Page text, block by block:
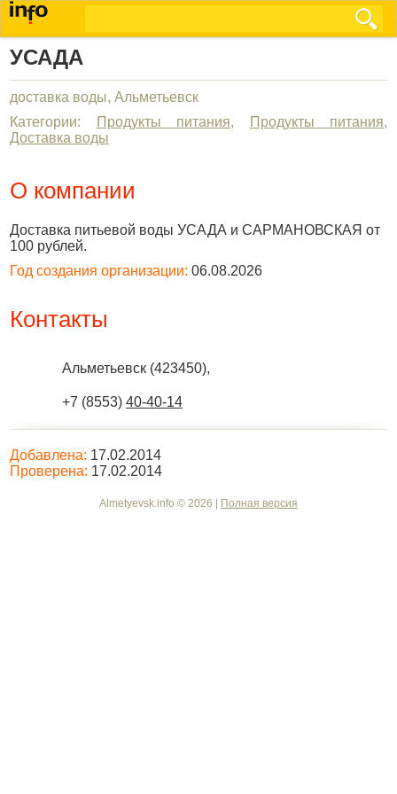
УСАДА
доставка воды, Альметьевск
Категории:
Продукты питания, Продукты питания,
Доставка воды
О компании
Доставка питьевой воды УСАДА и САРМАНОВСКАЯ от
100 рублей.
Год создания организации: 06.08.2026
Контакты
Альметьевск (423450),
+7 (8553) 40-40-14
Добавлена: 17.02.2014
Проверена: 17.02.2014
Almetyevsk.info © 2026 | Полная версия